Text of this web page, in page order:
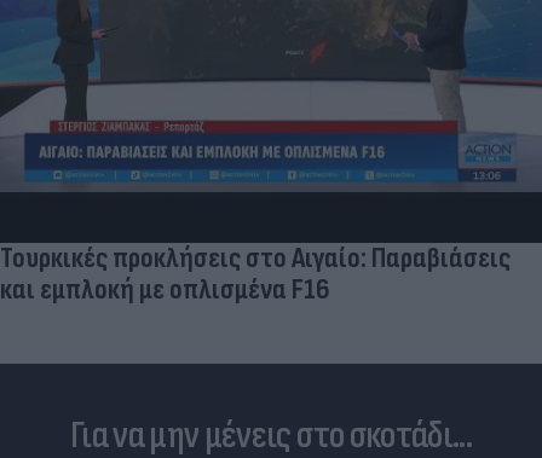
Skin dysmorphia: Όταν η εμμονή με το «τέλειο»
δέρμα αποτελεί πρόβλημα ψυχικής υγείας
Για να μην μένεις στο σκοτάδι...